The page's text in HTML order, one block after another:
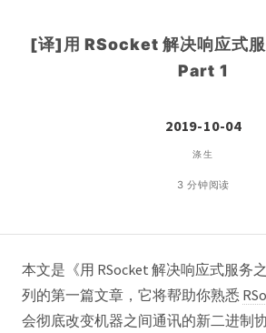
[译]用 RSocket 解决响应式
Part 1
2019-10-04
涤生
3 分钟阅读
本文是《用 RSocket 解决响应式服务
列的第一篇文章，它将帮助你熟悉
会彻底改变机器之间通讯的新二进制